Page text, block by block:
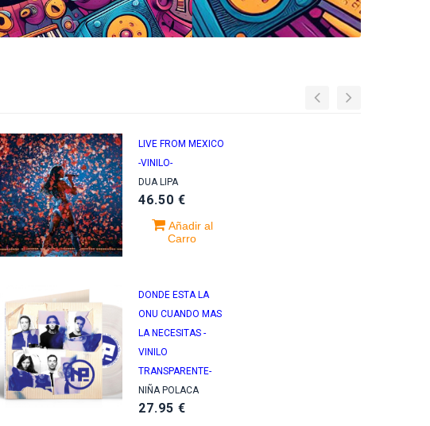
LIVE FROM MEXICO
-VINILO-
DUA LIPA
46.50 €
Añadir al
Carro
DONDE ESTA LA
ONU CUANDO MAS
LA NECESITAS -
VINILO
TRANSPARENTE-
NIÑA POLACA
27.95 €